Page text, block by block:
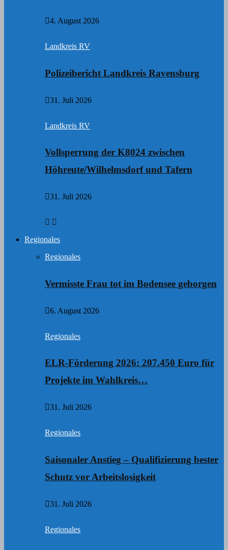
4. August 2026
Landkreis RV
Polizeibericht Landkreis Ravensburg
31. Juli 2026
Landkreis RV
Vollsperrung der K8024 zwischen
Höhreute/Wilhelmsdorf und Tafern
31. Juli 2026
Regionales
Regionales
Vermisste Frau tot im Bodensee geborgen
6. August 2026
Regionales
ELR-Förderung 2026: 207.450 Euro für
Projekte im Wahlkreis…
31. Juli 2026
Regionales
Saisonaler Anstieg – Qualifizierung bester
Schutz vor Arbeitslosigkeit
31. Juli 2026
Regionales